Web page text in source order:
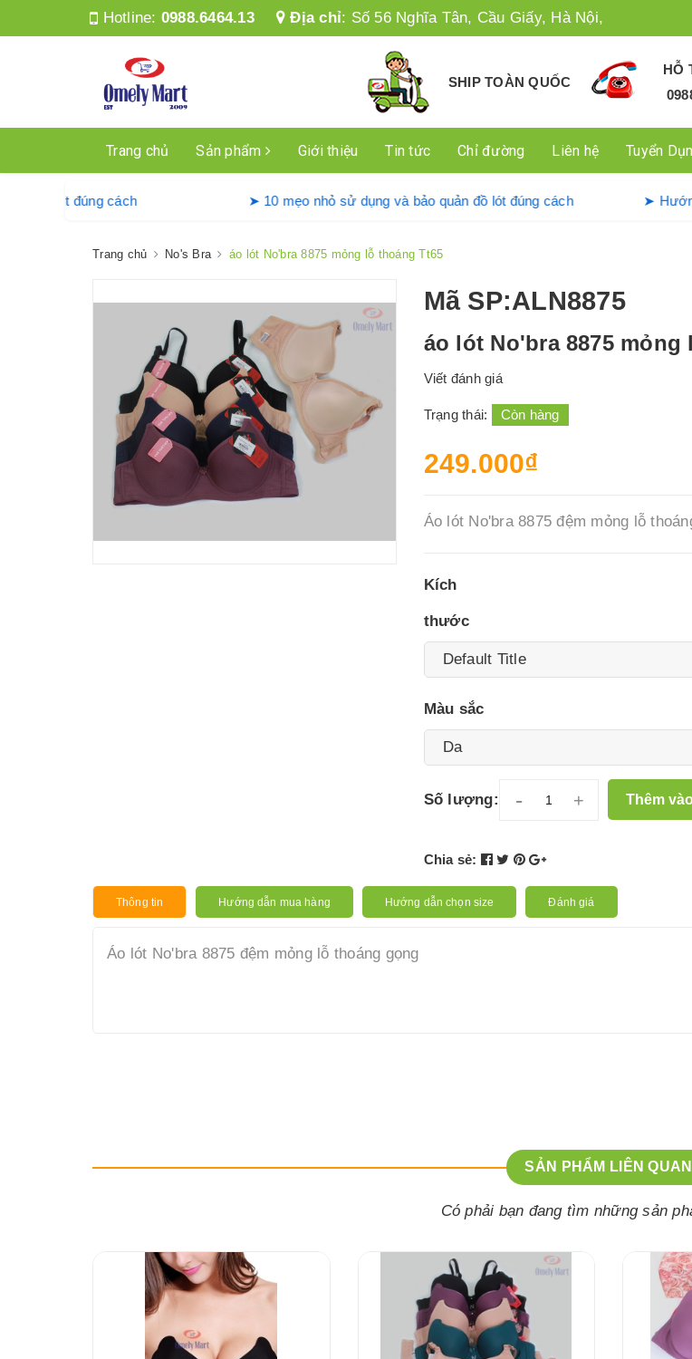
Hotline: 0988.6464.13 Địa chỉ: Số 56 Nghĩa Tân, Cầu Giấy, Hà Nội,
SHIP TOÀN QUỐC
HỖ
Trang chủ Sản phẩm Giới thiệu Tin tức Chỉ đường Liên hệ Tuyển
giặt Denkmit đúng cách ➤ 10 mẹo nhỏ sử dụng và bảo quản đồ lót đúng cách
Trang chủ No's Bra áo lót No'bra 8875 mỏng lỗ thoáng Tt65
Mã SP:ALN8875
áo lót No'bra 8875 mỏng
Viết đánh giá
Trạng thái: Còn hàng
249.000₫
Áo lót No'bra 8875 đệm mỏng lỗ
Kích
thước
Màu sắc
Số lượng: - + Thêm
Chia sẻ:
Thông tin Hướng dẫn mua hàng Hướng dẫn chọn size Đánh giá
Áo lót No'bra 8875 đệm mỏng lỗ thoáng gọng
SẢN PHẨM LIÊN QUAN
Có phải bạn đang tìm những sản